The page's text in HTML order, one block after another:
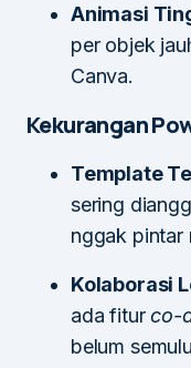
Animasi
per objek
Canva.
Kekurangan
Template
sering
nggak pintar
Kolaborasi
ada fiturco-
belum